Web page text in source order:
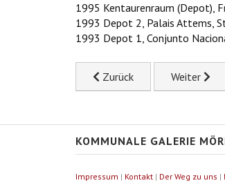
1995 Kentaurenraum (Depot),
1993 Depot 2, Palais Attems,
1993 Depot 1, Conjunto
Previous article: Nele E.R.
Zurück Next
Weiter
KOMMUNALE GALERIE
Impressum | Kontakt | Der Weg zu uns |